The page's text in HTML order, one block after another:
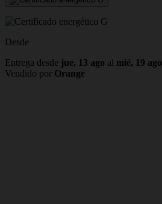
Desde
Entrega desde jue, 13 ago al mié, 19 ago
Vendido por Orange